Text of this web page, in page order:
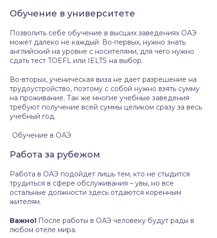
Обучение в университете
Позволить себе обучение в высших заведениях ОАЭ
может далеко не каждый. Во-первых, нужно знать
английский на уровне с носителями, для чего нужно
сдать тест TOEFL или IELTS на выбор.
Во-вторых, ученическая виза не дает разрешение на
трудоустройство, поэтому с собой нужно взять сумму
на проживание. Так же многие учебные заведения
требуют получение всей суммы целиком сразу за весь
учебный год.
Обучение в ОАЭ
Работа за рубежом
Работа в ОАЭ подойдет лишь тем, кто не стыдится
трудиться в сфере обслуживания – увы, но все
остальные должности здесь отдаются коренным
жителям.
Важно! После работы в ОАЭ человеку будут рады в
любом отеле мира.